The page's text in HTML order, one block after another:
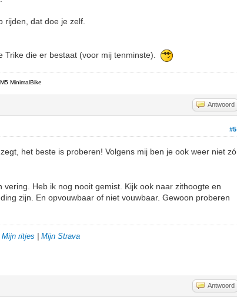
rijden, dat doe je zelf.
Trike die er bestaat (voor mij tenminste).
MinimalBike
Antwoord
#5
het beste is proberen! Volgens mij ben je ook weer niet zó
Heb ik nog nooit gemist. Kijk ook naar zithoogte en
zijn. En opvouwbaar of niet vouwbaar. Gewoon proberen
Mijn ritjes Mijn Strava
Antwoord